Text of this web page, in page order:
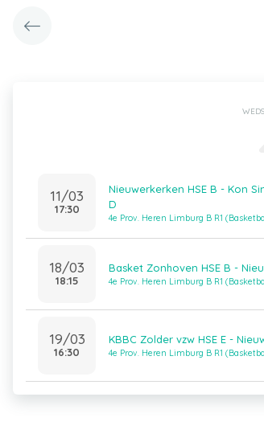
11/03
17:30
Nieuwerkerken HSE B - Kon
D
4e Prov. Heren Limburg B R1
18/03
18:15
Basket Zonhoven HSE B -
4e Prov. Heren Limburg B R1
19/03
16:30
KBBC Zolder vzw HSE E -
4e Prov. Heren Limburg B R1